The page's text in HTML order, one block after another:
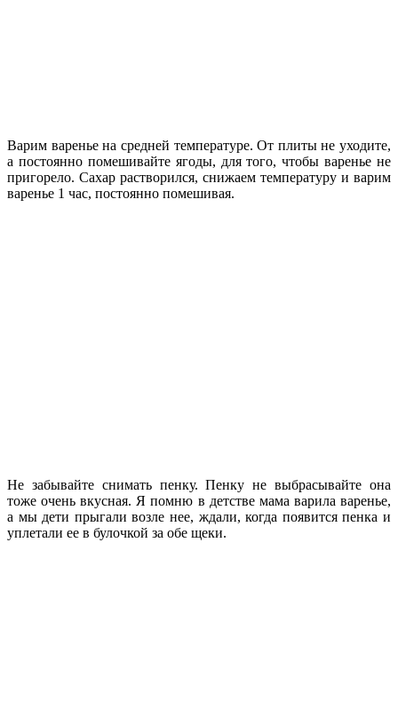
Варим варенье на средней температуре. От плиты не уходите,
а постоянно помешивайте ягоды, для того, чтобы варенье не
пригорело. Сахар растворился, снижаем температуру и варим
варенье 1 час, постоянно помешивая.
Не забывайте снимать пенку. Пенку не выбрасывайте она
тоже очень вкусная. Я помню в детстве мама варила варенье,
а мы дети прыгали возле нее, ждали, когда появится пенка и
уплетали ее в булочкой за обе щеки.